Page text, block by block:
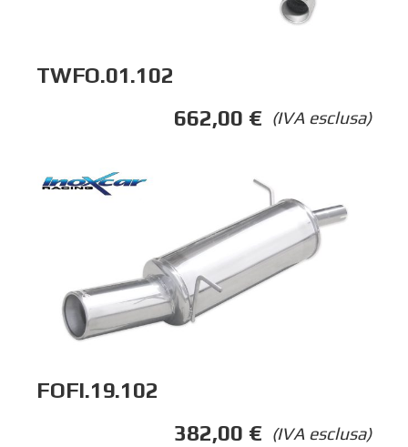
TWFO.01.102
(IVA esclusa)
662,00 €
FOFI.19.102
(IVA esclusa)
382,00 €